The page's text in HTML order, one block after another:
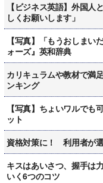
【ビジネス英語】外国人
しくお願いします」
【写真】「もうおしまい
ォーズ』英和辞典
カリキュラムや教材で満
ンキング
【写真】ちょいワルでも
ット
資格対策に！ 利用者が
キスはあいさつ、握手は
いく6つのコツ